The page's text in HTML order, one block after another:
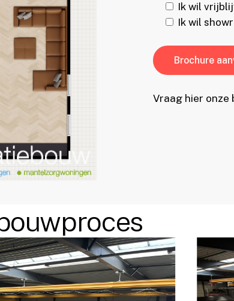
Ik wil
Ik wil
Vraag hier onze